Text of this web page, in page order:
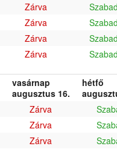
Zárva Szabad
Zárva Szabad
Zárva Szabad
Zárva Szabad
vasárnap
augusztus 16.
hétfő
Zárva
Zárva
Zárva